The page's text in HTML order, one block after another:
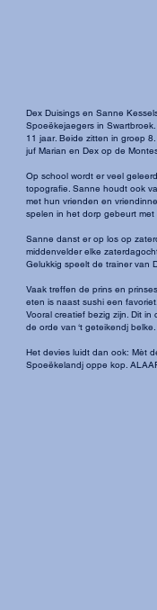
Dex Duisings en Sanne
Spoeëkejaegers in
11 jaar. Beide zitten in groep
juf Marian en Dex op de
Op school wordt er veel
topografie. Sanne houdt ook
met hun vrienden en
spelen in het dorp gebeurt met
Sanne danst er op los op
middenvelder elke
Gelukkig speelt de trainer van
Vaak treffen de prins en
eten is naast sushi een
Vooral creatief bezig zijn. Dit
de orde van ‘t geteikendj belke.
Het devies luidt dan ook: Mèt
Spoeëkelandj oppe kop.